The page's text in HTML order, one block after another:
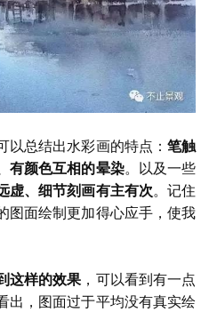
以总结出水彩画的特点： 笔触
有颜色互相的晕染。以及一些
虚、细节刻画有主有次。记住
图面绘制更加得心应手，使我
这样的效果 ，可以看到有一点
出，图面过于平均没有真实绘